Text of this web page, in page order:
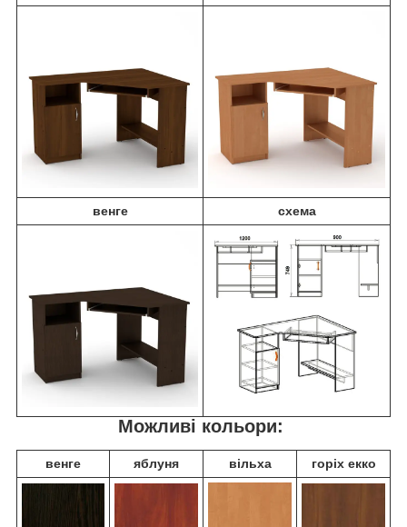
венге схема
Можливі кольори:
венге яблуня вільха горіх екко